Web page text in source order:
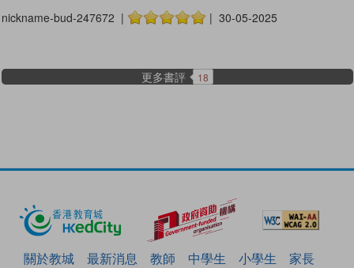
nickname-bud-247672 | | 30-05-2025
更多書評 18
關於教城 最新消息 教師 中學生 小學生
家長